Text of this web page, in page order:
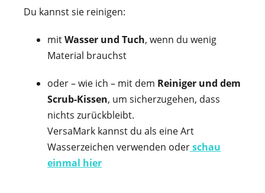
Du kannst sie reinigen:
mitWasser und Tuch, wenn du wenig
Material brauchst
oder – wie ich – mit dem Reiniger und dem
Scrub-Kissen, um sicherzugehen, dass
nichts zurückbleibt.
VersaMark kannst du als eine Art
Wasserzeichen verwenden oderschau
einmal hier